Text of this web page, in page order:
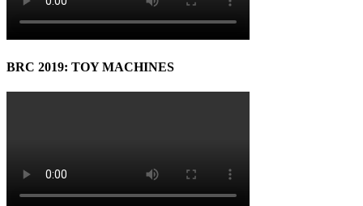
BRC 2019: TOY MACHINES